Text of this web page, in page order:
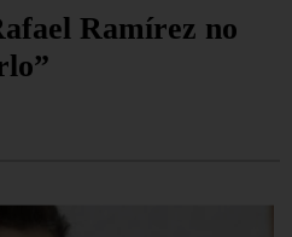
Ramírez no